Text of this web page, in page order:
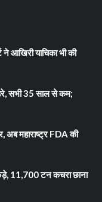
ने आखिरी याचिका भी की
सभी 35 साल से कम;
अब महाराष्ट्र FDA की
11,700 टन कचरा छाना